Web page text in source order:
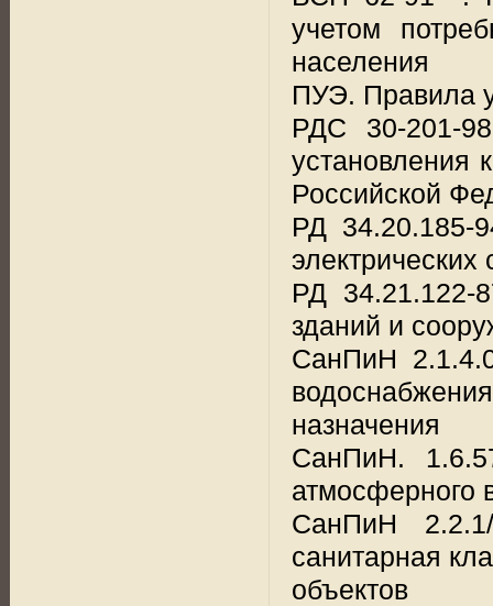
учетом
населения
ПУЭ. Правила
РДС 30-201-
установления
Российской
РД 34.20.185-
электрических
РД 34.21.122-
зданий и
СанПиН
назначения
СанПиН.
атмосферного
СанПиН
санитарная
объектов